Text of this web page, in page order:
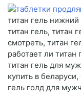
титан гель нижний
титан гель, титан
смотреть, титан
работает ли титан
титан гель для
купить в
гель голд для